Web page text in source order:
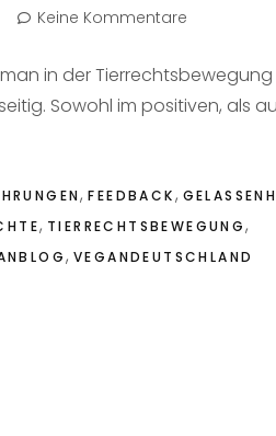
Keine Kommentare
in der Tierrechtsbewegung
Sowohl im positiven, als
,FEEDBACK,
, TIERRECHTSBEWEGUNG,
,VEGANDEUTSCHLAND